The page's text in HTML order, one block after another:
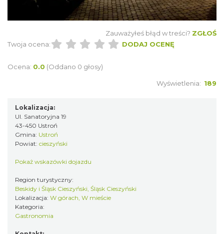
Zauważyłeś błąd w treści? ZGŁOŚ
Twoja ocena:
DODAJ OCENĘ
Ocena: 0.0 (Oddano 0 głosy)
Wyświetlenia: 189
Lokalizacja:
Ul. Sanatoryjna 19
43-450 Ustroń
Gmina: Ustroń
Powiat: cieszyński
Pokaż wskazówki dojazdu
Region turystyczny:
Beskidy i Śląsk Cieszyński, Śląsk Cieszyński
Lokalizacja: W górach, W mieście
Kategoria:
Gastronomia